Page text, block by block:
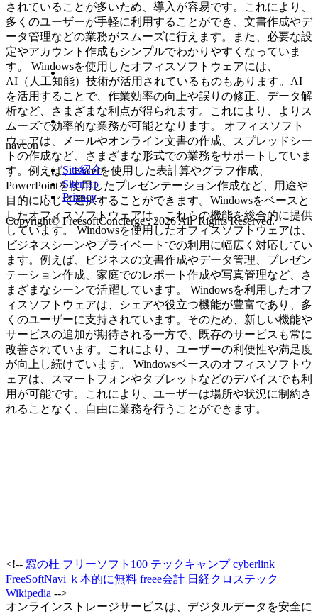
されていることが多いため、導入が容易です。これにより、
多くのユーザーが手軽に利用することができ、文書作成やデ
ータ管理などの業務がスムーズに行えます。また、必要な設
定やアカウント作成もシンプルでわかりやすくなっていま
す。 Windowsを使用したオフィスソフトウェアには、
AI（人工知能）技術が活用されているものもあります。AI
を活用することで、作業効率の向上や誤りの修正、データ解
析など、さまざまな利点が得られます。これにより、よりス
ムーズで効率的な業務が可能となります。 オフィスソフト
ウェアは、メールやオンライン文書の作成、スプレッドシー
トの作成など、さまざまな形式での業務をサポートしていま
す。例えば、Excelを使用した表計算やグラフ作成、
PowerPointを使用したプレゼンテーション作成など、用途や
目的に応じて選択することができます。Windowsをベースと
したオフィスソフトウェアは、これらの機能を総合的に提供
しています。 Windowsを使用したオフィスソフトウェアは、
ビジネスシーンやプライベートでの利用に幅広く対応してい
ます。例えば、ビジネスの文書作成やデータ管理、プレゼン
テーション作成、家庭でのレポート作成や写真管理など、さ
まざまなシーンで活躍しています。 Windowsを利用したオフ
ィスソフトウェアは、シェアや役立つ機能が豊富であり、多
くのユーザーに支持されています。そのため、新しい機能や
サービスの追加が期待される一方で、既存のサービスも常に
改善されています。これにより、ユーザーの利便性や満足度
が向上し続けています。 Windowsベースのオフィスソフトウ
ェアは、スマートフォンやタブレットなどのデバイスでも利
用が可能です。これにより、ユーザーは場所や状況に制約さ
れることなく、自由に業務を行うことができます。
<!-- 窓の杜 フリーソフト100 テックキャンプ cyberlink
FreeSoftNavi ｋ本的に無料 freee会計 日経クロステック
Wikipedia -->
オンラインストレージサービスは、デジタルデータを安全に
navcon
Site紹介
Sitemap
Privacy
Copyright© FreesoftConcierge , 2026 All Rights Reserved.